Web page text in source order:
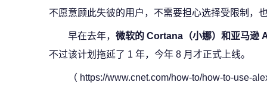
不愿意顾此失彼的用户，不需要担心选择受限制，
早在去年， 微软的 Cortana（小娜）和亚马逊
不过该计划拖延了 1 年，今年 8 月才正式上线。
（ https://www.cnet.com/how-to/how-to-use-